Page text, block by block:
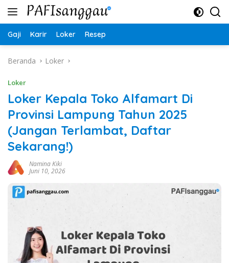
Langsung
Gaji Karir Loker Resep
Beranda Loker
Loker
Loker Kepala Toko Alfamart Di
Provinsi Lampung Tahun 2025
(Jangan Terlambat, Daftar
Sekarang!)
Namina Kiki
Juni 10, 2026